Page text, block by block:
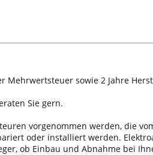
Mehrwertsteuer sowie 2 Jahre
Sie gern.
vorgenommen werden, die
oder installiert werden.
ob Einbau und Abnahme bei